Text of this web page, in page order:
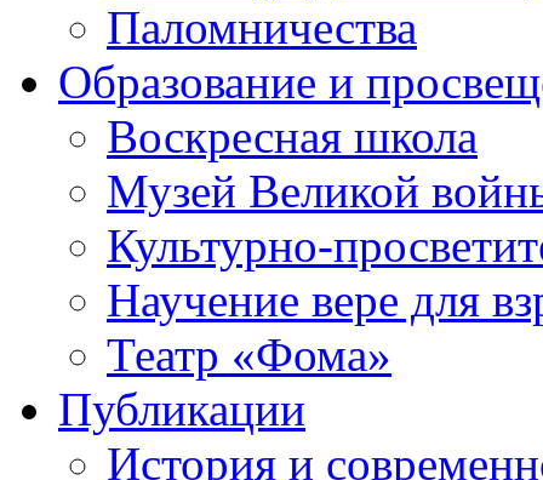
Паломничества
Образование и
Воскресная школа
Музей Великой
Культурно-
Научение вере для
Театр «Фома»
Публикации
История и